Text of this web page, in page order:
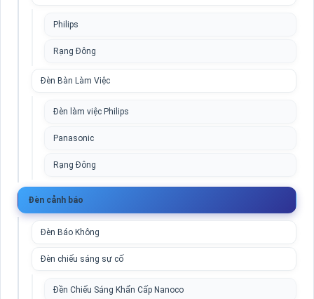
Philips
Rạng Đông
Đèn Bàn Làm Việc
Đèn làm việc Philips
Panasonic
Rạng Đông
Đèn cảnh báo
Đèn Báo Không
Đèn chiếu sáng sự cố
Đền Chiếu Sáng Khẩn Cấp Nanoco